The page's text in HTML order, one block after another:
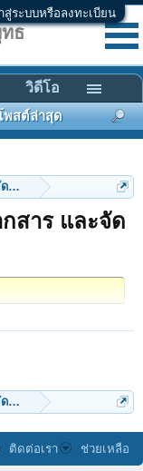
สู่ระบบหรือลงทะเบียน
ดทำหนังสื่อพระไตรปิฎก
สาร และจัด
ดทำหนังสื่อพระไตรปิฎก
ธ
พสต์ล่าสุด
วิดีโอ
ติดต่อเรา ช่วยเหลือ